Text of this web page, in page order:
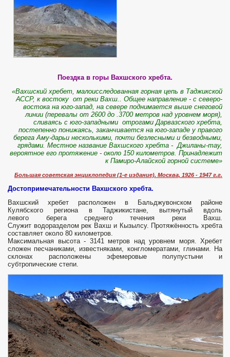
Поездка в горы Вахшского хребта.
«Вахшский хребет, малоисследованная горная цепь в Таджикской
АССР, к востоку от реки Вахш.. Общее направление - с северо-
востока на юго-запад, на севере поднимается выше снеговой
линии (перевалы от 2600 до .3700 метров над уровнем моря),
сливаясь с юго-западными отрогами Дарвазского хребта,
постепенно понижаясь, заканчивается на юго-западе у правого
берега Аму-дарьи несколькими, почти безлесными и безводными,
грядами. Местное название Вахшского хребта - Джиланы-тау,
вероятное его протяжение - около 150 километров. Принадлежит
к Памиро-Алайской горной системе»
Большая советская энциклопедия (1-е издание). Москва, 1926 - 1947 г.г.
Достопримечательности Вахшского хребта.
Вахшский хребет расположен в Бальджувонском районе
Кулябского региона в Таджикистане, вытянутый вдоль
левого берега среднего течения реки Вахш.
Служит водоразделом рек Вахш и Кызылсу. Протяжённость хребта
составляет около 80 километров.
Максимальная высота - 3141 метров над уровнем моря. Хребет
сложен песчаниками, известняками, конгломератами, глинами. На
склонах расположены эфемеровые полупустыни и
субтропические степи.